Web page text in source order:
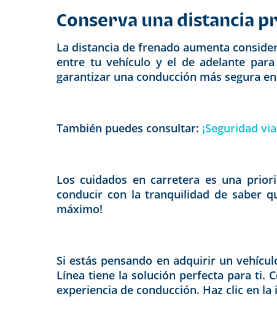
Conserva una distancia
La distancia de frenado aumenta
entre tu vehículo y el de adelante
garantizar una conducción más segura
También puedes consultar: ¡Seguridad
Los cuidados en carretera es una
conducir con la tranquilidad de saber
máximo!
Si estás pensando en adquirir un
Línea tiene la solución perfecta para ti.
experiencia de conducción. Haz clic en